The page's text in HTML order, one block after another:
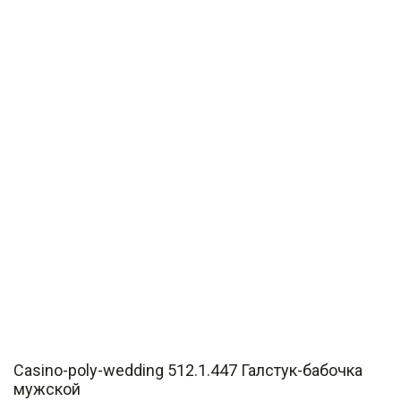
Casino-poly-wedding 512.1.447 Галстук-бабочка
мужской